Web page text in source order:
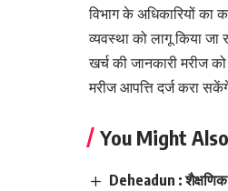
विभाग के अधिकारियों का
व्यवस्था को लागू किया
खर्च की जानकारी मरीज
मरीज आपत्ति दर्ज करा
You Might
Deheadun :